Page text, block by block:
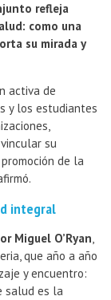
refleja
como una
su mirada y
activa de
y los estudiantes
su
de la
integral
Miguel O’Ryan,
que año a año
y encuentro:
salud es la